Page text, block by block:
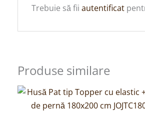
Trebuie să fii autentificat
Produse similare
Prețul
a
Prețul
este: